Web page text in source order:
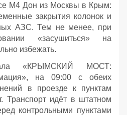
М4 Дон из Москвы в Крым:
закрытия колонок и
АЗС. Тем не менее, при
«засушиться» на
избежать.
«КРЫМСКИЙ МОСТ:
на 09:00 с обеих
в проезде к пунктам
Транспорт идёт в штатном
контрольными пунктами